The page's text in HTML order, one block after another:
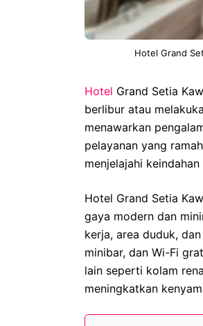
Hotel Grand
Hotel Grand Setia
berlibur atau
menawarkan
pelayanan yang
menjelajahi
Hotel Grand Setia
gaya modern dan
kerja, area duduk,
minibar, dan Wi-Fi
lain seperti kolam
meningkatkan